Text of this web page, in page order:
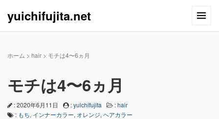
yuichifujita.net
ホーム > hair > モチは4〜6ヵ月
モチは4〜6ヵ月
: 2020年6月11日 :yuichifujita :hair
: もち, インナーカラー, オレンジ, ヘアカラー